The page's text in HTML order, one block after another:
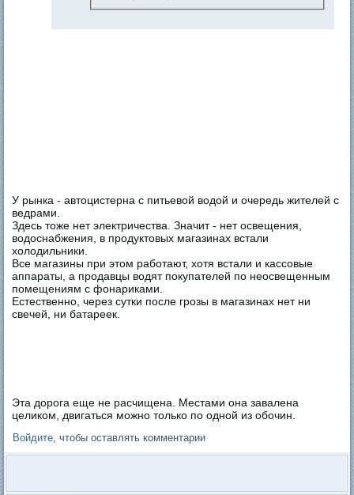
У рынка - автоцистерна с питьевой водой и очередь жителей с
ведрами.
Здесь тоже нет электричества. Значит - нет освещения,
водоснабжения, в продуктовых магазинах встали
холодильники.
Все магазины при этом работают, хотя встали и кассовые
аппараты, а продавцы водят покупателей по неосвещенным
помещениям с фонариками.
Естественно, через сутки после грозы в магазинах нет ни
свечей, ни батареек.
Эта дорога еще не расчищена. Местами она завалена
целиком, двигаться можно только по одной из обочин.
Войдите , чтобы оставлять комментарии